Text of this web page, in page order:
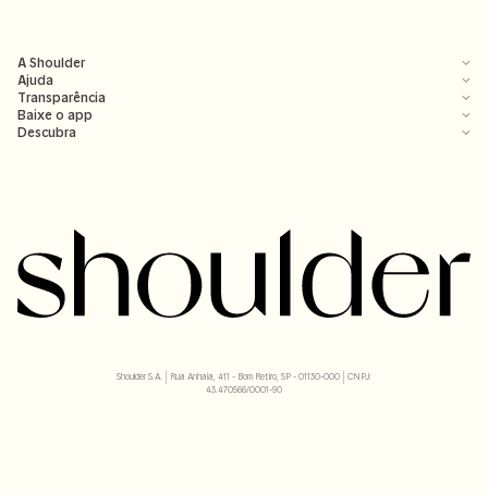
A Shoulder
Ajuda
Transparência
Baixe o app
Descubra
Shoulder S.A. | Rua Anhaia, 411 - Bom Retiro, SP - 01130-000 | CNPJ:
43.470566/0001-90